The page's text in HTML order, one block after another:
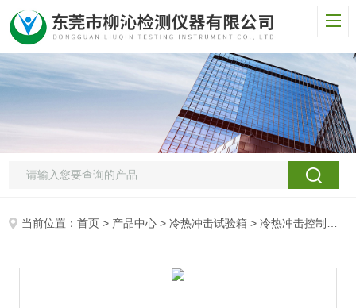
当前位置：首页 > 产品中心 >冷热冲击试验箱 >冷热冲击控制箱